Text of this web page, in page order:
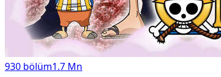
930 bölüm1.7 Mn